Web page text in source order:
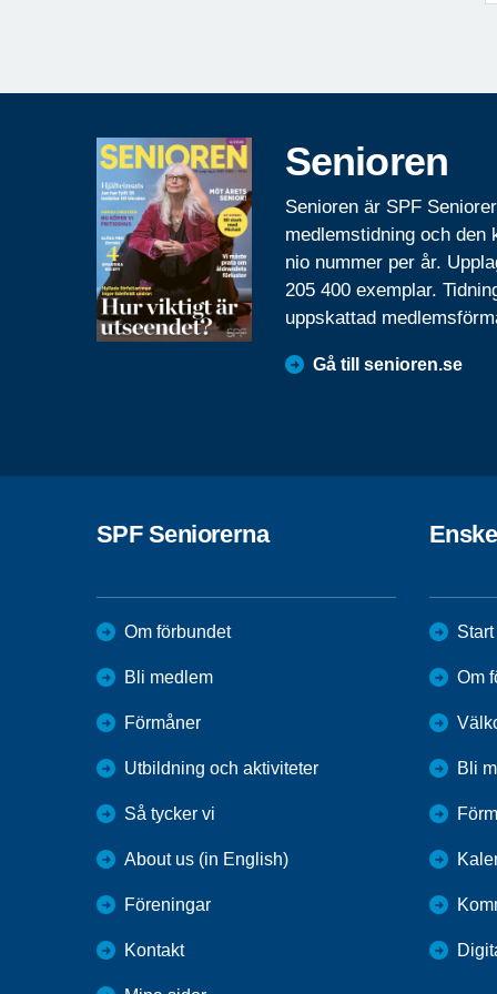
Senioren
Senioren är SPF
medlemstidning och den
nio nummer per år.
205 400 exemplar.
uppskattad
Gå till senioren.se
SPF Seniorerna
Om förbundet
Bli medlem
Förmåner
Utbildning och aktiviteter
Så tycker vi
About us (in English)
Föreningar
Kontakt
Start
Om
Bli